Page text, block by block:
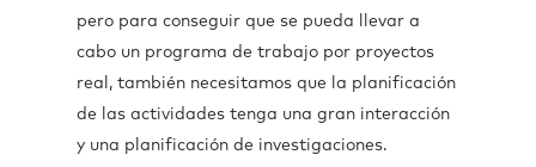
pero para conseguir que se pueda llevar a
cabo un programa de trabajo por proyectos
real, también necesitamos que la planificación
de las actividades tenga una gran interacción
y una planificación de investigaciones.